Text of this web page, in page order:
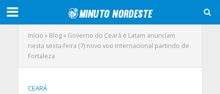
Início » Blog» Governo do Ceará e Latam anunciam
nesta sexta-feira (7) novo voo internacional partindo de
Fortaleza
CEARÁ